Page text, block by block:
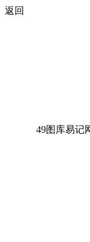
返回
49图库易记